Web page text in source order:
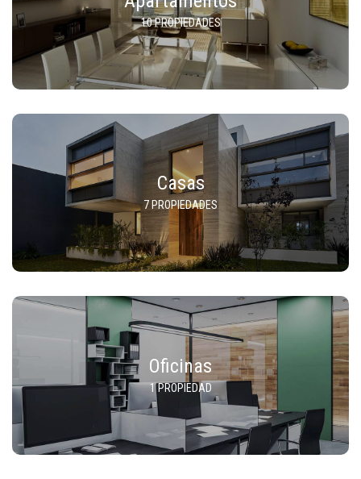
10 PROPIEDADES
Casas
7 PROPIEDADES
Oficinas
1 PROPIEDAD